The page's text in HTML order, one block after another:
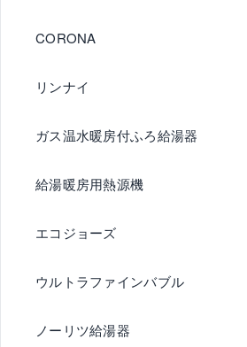
CORONA
リンナイ
ガス温水暖房付ふろ給湯器
給湯暖房用熱源機
エコジョーズ
ウルトラファインバブル
ノーリツ給湯器